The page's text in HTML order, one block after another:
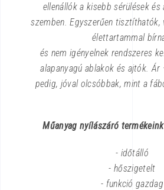
ellenállók a kisebb sérülések
szemben. Egyszerűen tisztíthatók,
élettartammal
és nem igényelnek rendszeres
alapanyagú ablakok és ajtók. Ár
pedig, jóval olcsóbbak, mint a
Műanyag nyílászáró termékeink
- időtálló
- hőszigetelt
- funkció gazdag